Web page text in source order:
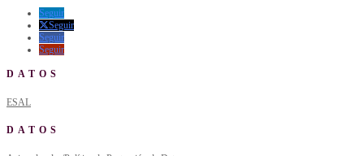
Seguir
Seguir
Seguir
Seguir
DATOS
ESAL
DATOS